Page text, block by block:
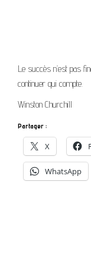
Le succès n’est pas
continuer qui compte.
Winston Churchill
Partager :
X
WhatsApp